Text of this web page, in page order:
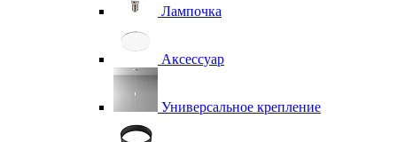
Лампочка
Аксессуар
Универсальное крепление